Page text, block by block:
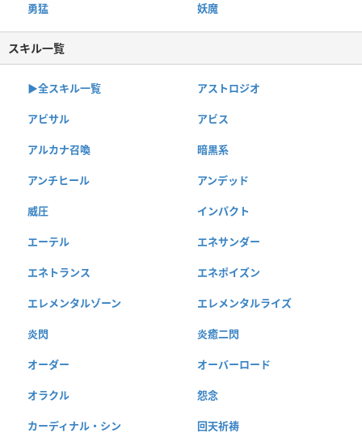
勇猛 妖魔
スキル一覧
▶︎全スキル一覧 アストロジオ
アビサル アビス
アルカナ召喚 暗黒系
アンチヒール アンデッド
威圧 インパクト
エーテル エネサンダー
エネトランス エネポイズン
エレメンタルゾーン エレメンタルライズ
炎閃 炎癒二閃
オーダー オーバーロード
オラクル 怨念
カーディナル・シン 回天祈祷